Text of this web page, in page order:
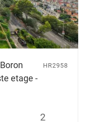
etage -
HR2958
2